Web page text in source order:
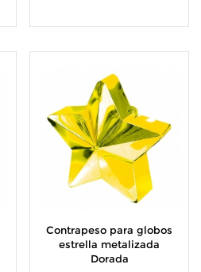
Contrapeso para globos
estrella metalizada
Dorada